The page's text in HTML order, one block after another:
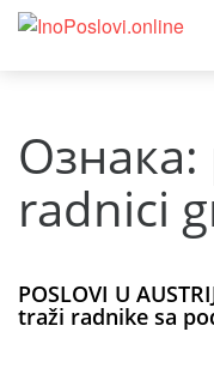
Ознака:
radnici
POSLOVI U
traži radnike sa